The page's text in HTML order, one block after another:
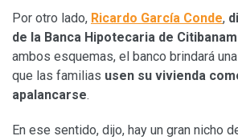
Por otro lado, Ricardo García Conde,
de la Banca Hipotecaria de
ambos esquemas, el banco brindará
que las familias usen su vivienda
apalancarse.
En ese sentido, dijo, hay un gran nicho